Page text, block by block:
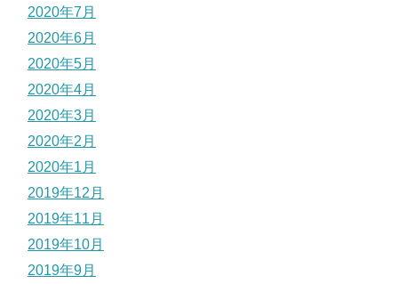
2020年7月
2020年6月
2020年5月
2020年4月
2020年3月
2020年2月
2020年1月
2019年12月
2019年11月
2019年10月
2019年9月